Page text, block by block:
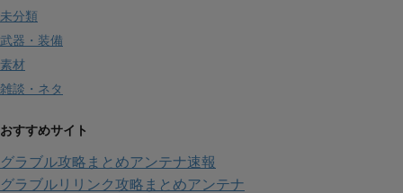
未分類
武器・装備
素材
雑談・ネタ
おすすめサイト
グラブル攻略まとめアンテナ速報
グラブルリリンク攻略まとめアンテナ